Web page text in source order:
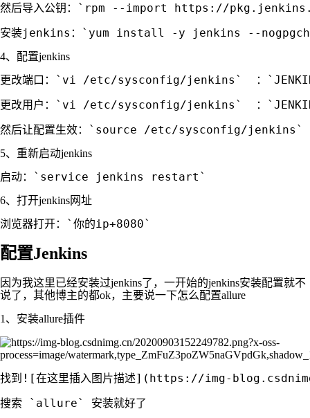
然后导入公钥：`rpm --import https://
4、配置jenkins
更改端口：`vi /etc/sysconfig/jenkins`  ：
更改用户：`vi /etc/sysconfig/jenkins`  ：
5、重新启动jenkins
6、打开jenkins网址
配置Jenkins
因为我这里已经安装过jenkins了，一开始的jenkins安装配置就不
说了，其他博主的都ok，主要说一下怎么配置allure
1、安装allure插件
找到![在这里插入图片描述](https://img-